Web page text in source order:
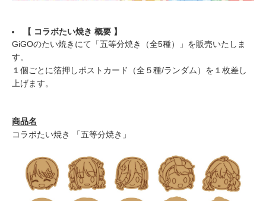
【 コラボたい焼き 概要 】
GiGOのたい焼きにて「五等分焼き（全5種）」を販売いたしま
す。
１個ごとに箔押しポストカード（全５種/ランダム）を１枚差し
上げます。
商品名
コラボたい焼き 「五等分焼き」